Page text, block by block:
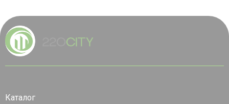
Каталог